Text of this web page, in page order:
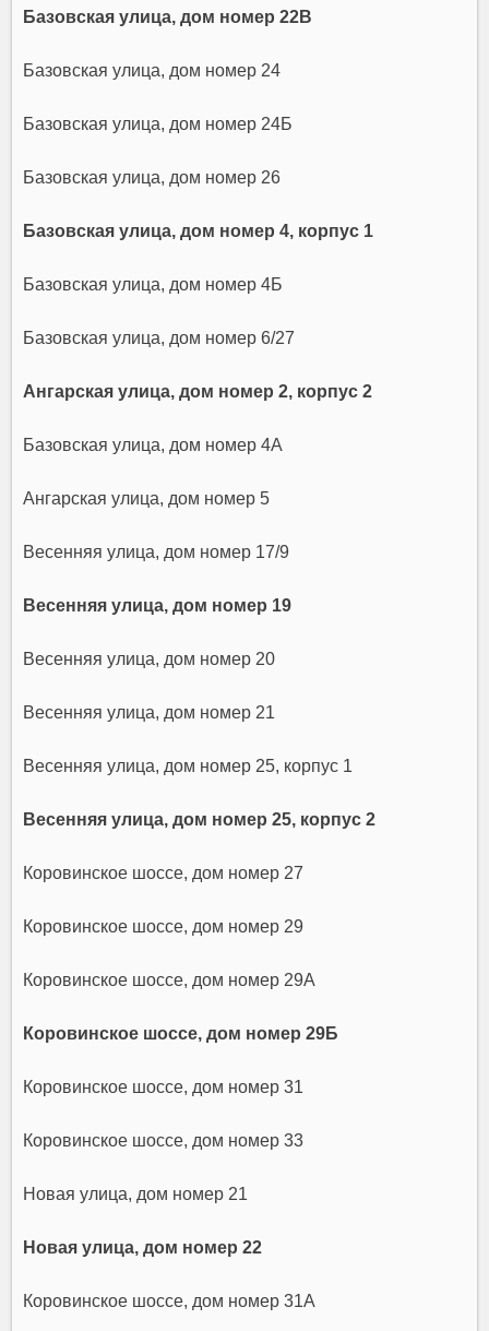
Базовская улица, дом номер 22В
Базовская улица, дом номер 24
Базовская улица, дом номер 24Б
Базовская улица, дом номер 26
Базовская улица, дом номер 4, корпус 1
Базовская улица, дом номер 4Б
Базовская улица, дом номер 6/27
Ангарская улица, дом номер 2, корпус 2
Базовская улица, дом номер 4А
Ангарская улица, дом номер 5
Весенняя улица, дом номер 17/9
Весенняя улица, дом номер 19
Весенняя улица, дом номер 20
Весенняя улица, дом номер 21
Весенняя улица, дом номер 25, корпус 1
Весенняя улица, дом номер 25, корпус 2
Коровинское шоссе, дом номер 27
Коровинское шоссе, дом номер 29
Коровинское шоссе, дом номер 29А
Коровинское шоссе, дом номер 29Б
Коровинское шоссе, дом номер 31
Коровинское шоссе, дом номер 33
Новая улица, дом номер 21
Новая улица, дом номер 22
Коровинское шоссе, дом номер 31А